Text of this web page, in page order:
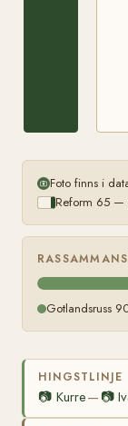
Foto finns i
Reform 65 —
Gotlandsruss
HINGSTLINJE
📷 Kurre— 📷